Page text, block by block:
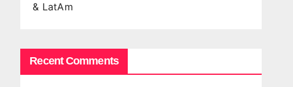
& LatAm
Recent Comments